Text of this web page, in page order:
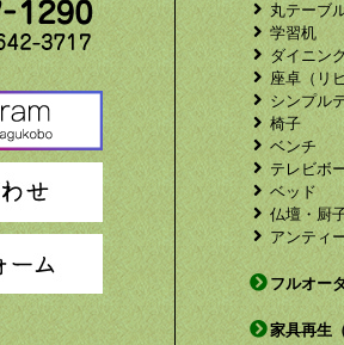
丸テーブ
学習机
ダイニン
座卓（リ
シンプル
椅子
ベンチ
テレビボ
ベッド
仏壇・厨
アンティ
フルオー
家具再生